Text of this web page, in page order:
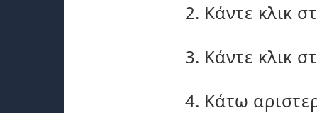
Κάντε κλικ
Κάντε κλικ
Κάτω